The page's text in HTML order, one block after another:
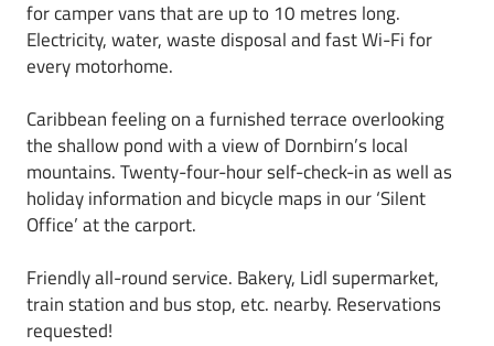
for camper vans that are up to 10 metres long.
Electricity, water, waste disposal and fast Wi-Fi for
every motorhome.
Caribbean feeling on a furnished terrace overlooking
the shallow pond with a view of Dornbirn’s local
mountains. Twenty-four-hour self-check-in as well as
holiday information and bicycle maps in our ‘Silent
Office’ at the carport.
Friendly all-round service. Bakery, Lidl supermarket,
train station and bus stop, etc. nearby. Reservations
requested!